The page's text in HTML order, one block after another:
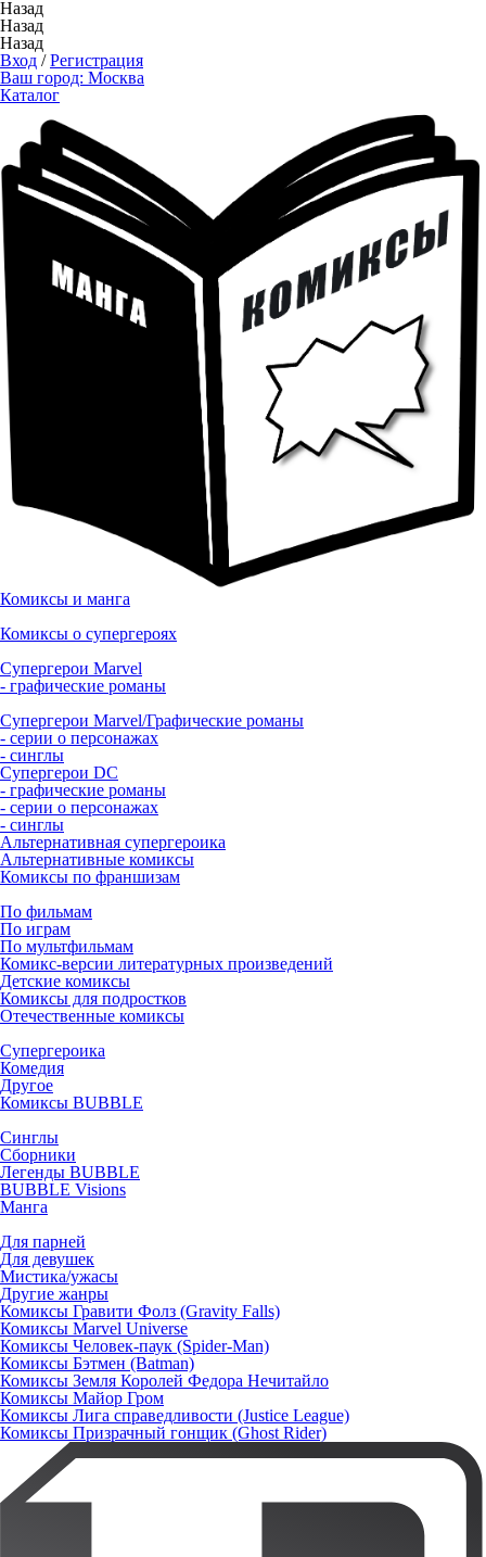
Назад
Назад
Назад
Вход /Регистрация
Ваш город: Москва
Каталог
Комиксы и манга
Комиксы о супергероях
Супергерои Marvel
- графические романы
Супергерои Marvel/Графические романы
- серии о персонажах
- синглы
Супергерои DC
- графические романы
- серии о персонажах
- синглы
Альтернативная супергероика
Альтернативные комиксы
Комиксы по франшизам
По фильмам
По играм
По мультфильмам
Комикс-версии литературных произведений
Детские комиксы
Комиксы для подростков
Отечественные комиксы
Супергероика
Комедия
Другое
Комиксы BUBBLE
Синглы
Сборники
Легенды BUBBLE
BUBBLE Visions
Манга
Для парней
Для девушек
Мистика/ужасы
Другие жанры
Комиксы Гравити Фолз (Gravity Falls)
Комиксы Marvel Universe
Комиксы Человек-паук (Spider-Man)
Комиксы Бэтмен (Batman)
Комиксы Земля Королей Федора Нечитайло
Комиксы Майор Гром
Комиксы Лига справедливости (Justice League)
Комиксы Призрачный гонщик (Ghost Rider)